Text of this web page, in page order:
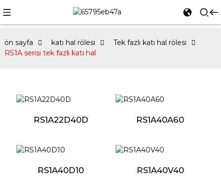
ön sayfa katı hal rölesi
Tek fazlı katı hal rölesi
RS1A serisi tek fazlı katı hal
RS1A22D40D RS1A40A60
RS1A40D10 RS1A40V40